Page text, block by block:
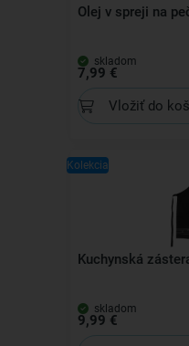
Olej v spreji na
skladom
7,99 €
Vložiť do
Kolekcia
Kuchynská
skladom
9,99 €